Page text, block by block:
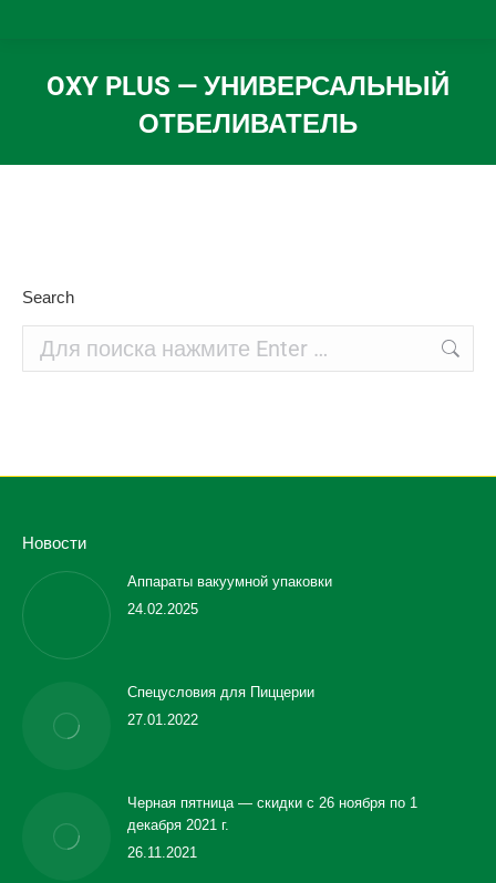
OXY PLUS — УНИВЕРСАЛЬНЫЙ
ОТБЕЛИВАТЕЛЬ
Вы здесь:
Search
Новости
Аппараты вакуумной упаковки
24.02.2025
Спецусловия для Пиццерии
27.01.2022
Черная пятница — скидки с 26 ноября по 1
декабря 2021 г.
26.11.2021